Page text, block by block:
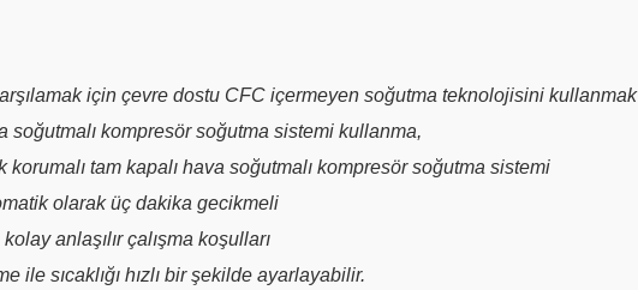
için çevre dostu CFC içermeyen soğutma teknolojisini kullanmak
soğutmalı kompresör soğutma sistemi kullanma,
korumalı tam kapalı hava soğutmalı kompresör soğutma sistemi
olarak üç dakika gecikmeli
anlaşılır çalışma koşulları
ile sıcaklığı hızlı bir şekilde ayarlayabilir.